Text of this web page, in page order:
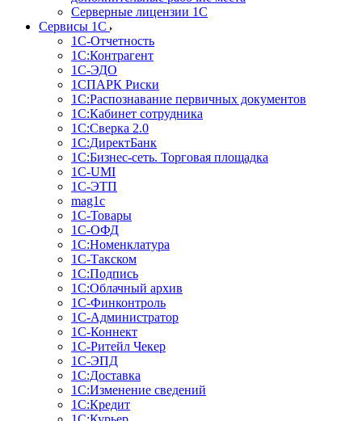
Серверные лицензии 1С
Сервисы 1С
1С-Отчетность
1С:Контрагент
1С-ЭДО
1СПАРК Риски
1С:Распознавание первичных документов
1С:Кабинет сотрудника
1С:Сверка 2.0
1С:ДиректБанк
1С:Бизнес-сеть. Торговая площадка
1С-UMI
1С-ЭТП
mag1c
1С-Товары
1С-ОФД
1С:Номенклатура
1С-Такском
1С:Подпись
1С:Облачный архив
1С-Финконтроль
1С-Администратор
1С-Коннект
1С-Ритейл Чекер
1С-ЭПД
1С:Доставка
1С:Изменение сведений
1С:Кредит